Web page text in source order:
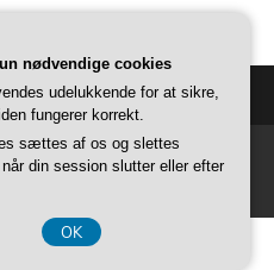
NytTheme: Popular News
nødvendige cookies
udelukkende for at sikre,
fungerer korrekt.
sættes af os og slettes
din session slutter eller efter
OK